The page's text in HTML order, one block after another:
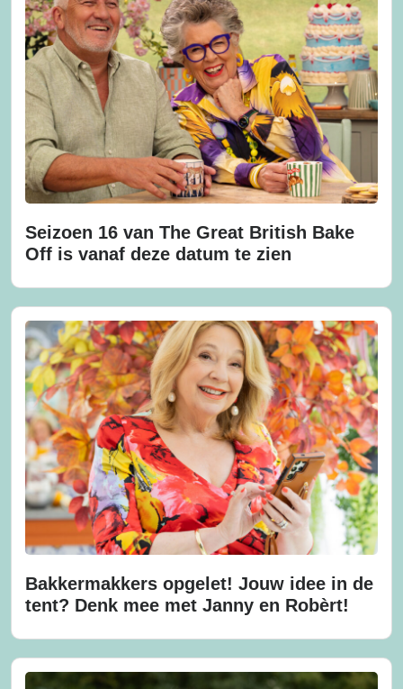
Seizoen 16 van The Great British Bake
Off is vanaf deze datum te zien
Bakkermakkers opgelet! Jouw idee in de
tent? Denk mee met Janny en Robèrt!